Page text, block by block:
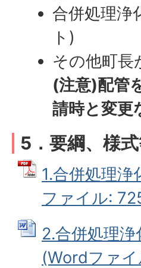
合併処理浄
ト)
その他町長
(注意)配管
請時と変更
5．要綱、様
1.合併処理浄
ファイル:
2.合併処理
(Wordファ